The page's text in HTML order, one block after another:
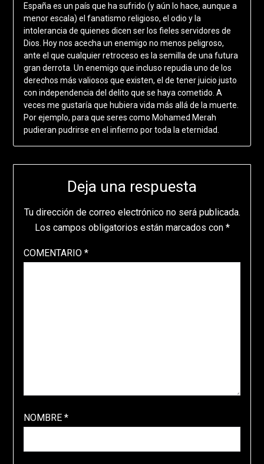
España es un país que ha sufrido (y aún lo hace, aunque a
menor escala) el fanatismo religioso, el odio y la
intolerancia de quienes dicen ser los fieles servidores de
Dios. Hoy nos acecha un enemigo no menos peligroso,
ante el que cualquier retroceso es la semilla de una futura
gran derrota. Un enemigo que incluso repudia uno de los
derechos más valiosos que existen, el de tener juicio justo
con independencia del delito que se haya cometido. A
veces me gustaría que hubiera vida más allá de la muerte.
Por ejemplo, para que seres como Mohamed Merah
pudieran pudrirse en el infierno por toda la eternidad.
Deja una respuesta
Tu dirección de correo electrónico no será publicada.
Los campos obligatorios están marcados con *
COMENTARIO *
NOMBRE *